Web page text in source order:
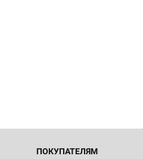
ПОКУПАТЕЛЯМ